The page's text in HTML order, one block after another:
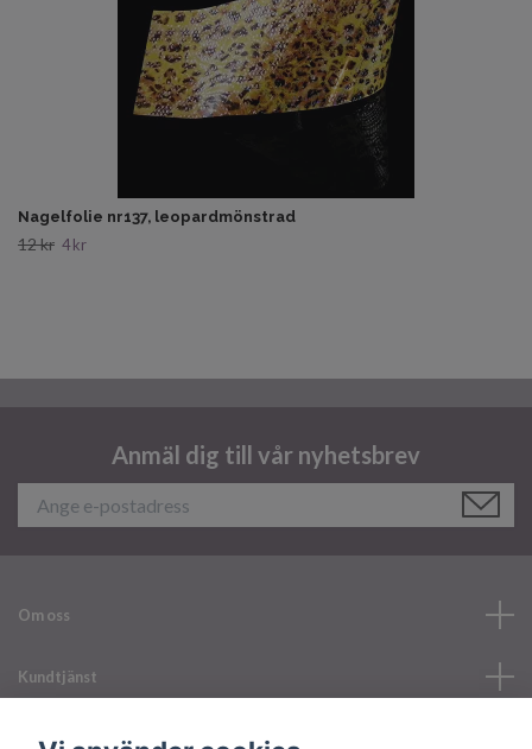
Nagelfolie nr137, leopardmönstrad
12 kr 4 kr
Anmäl dig till vår nyhetsbrev
Om oss
Kundtjänst
Läs mer